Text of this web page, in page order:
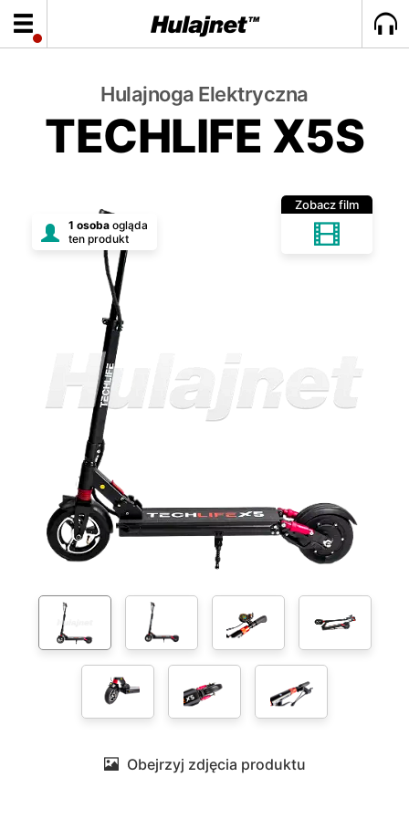
Hulajnoga Elektryczna
TECHLIFE X5S
Zobacz film
1 osoba ogląda
ten produkt
Obejrzyj zdjęcia produktu